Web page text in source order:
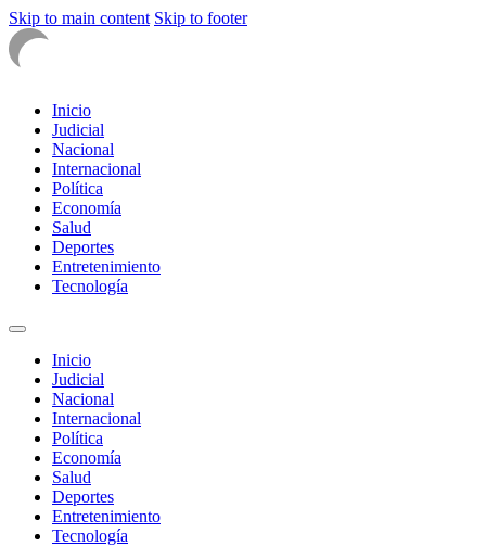
Skip to main content Skip to footer
Inicio
Judicial
Nacional
Internacional
Política
Economía
Salud
Deportes
Entretenimiento
Tecnología
Inicio
Judicial
Nacional
Internacional
Política
Economía
Salud
Deportes
Entretenimiento
Tecnología